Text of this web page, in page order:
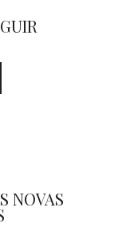
NOVAS